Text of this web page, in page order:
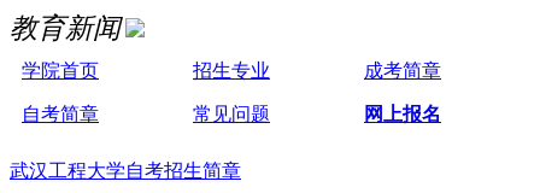
教育新闻
学院首页 招生专业 成考简章
自考简章 常见问题 网上报名
武汉工程大学自考招生简章